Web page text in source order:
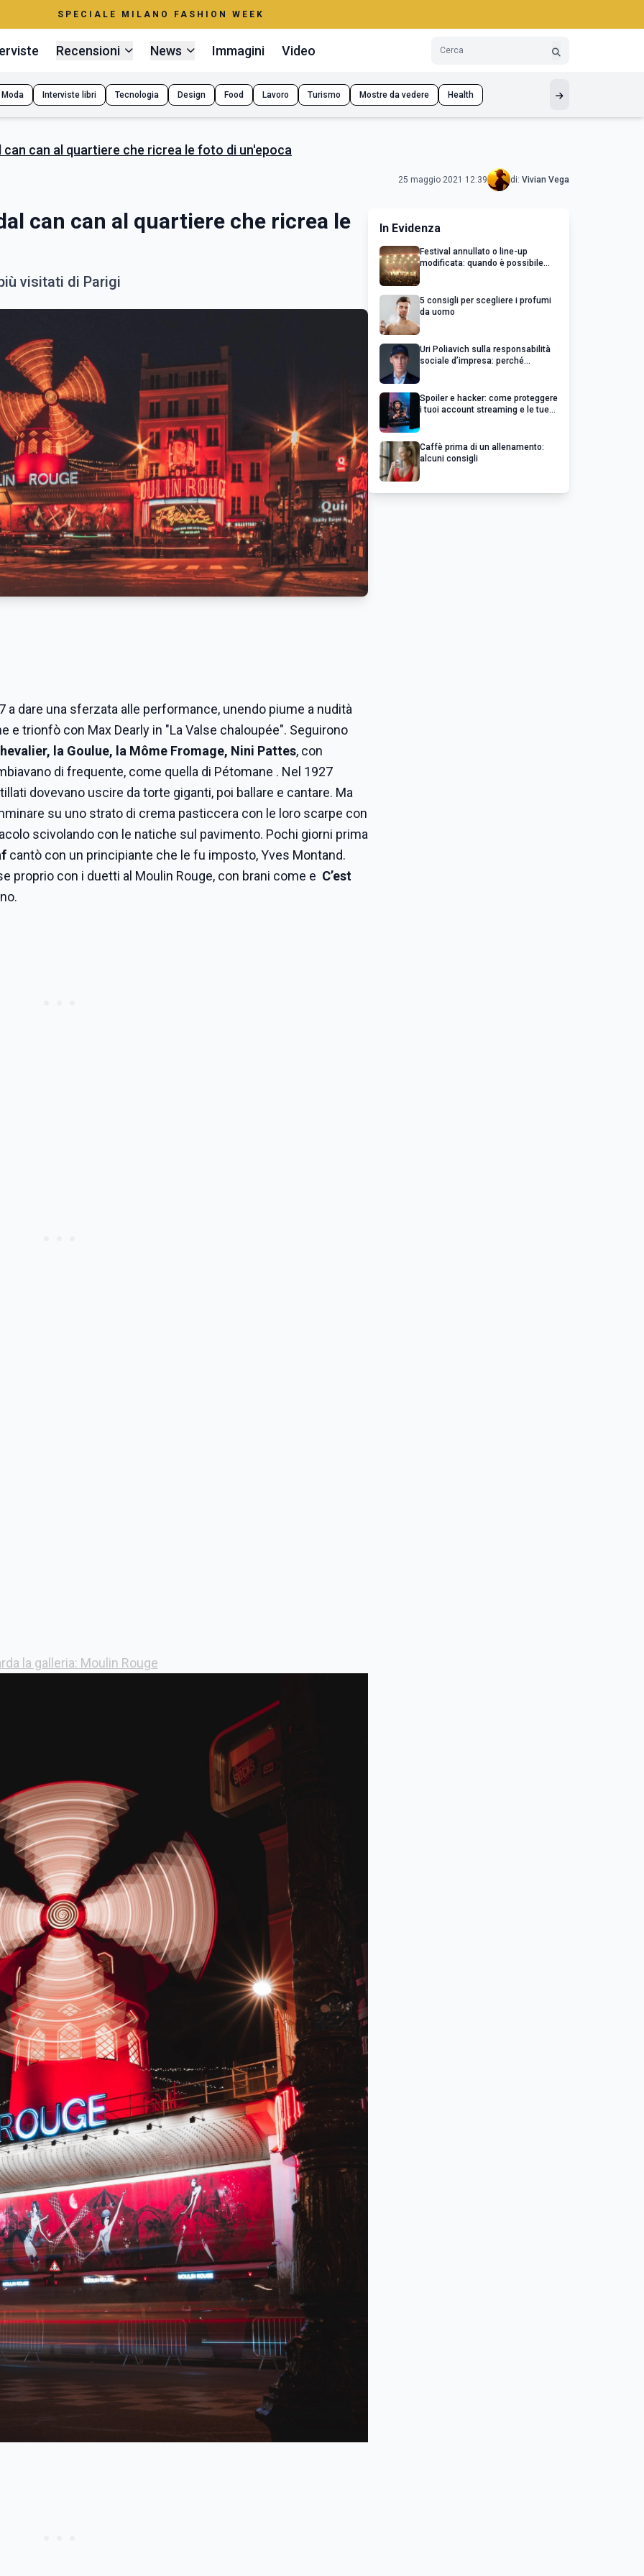
SPECIALE MILANO FASHION WEEK
Recensioni News Immagini Video
Moda Interviste libri Tecnologia Design Food Lavoro Turismo Mostre da vedere Health
can can al quartiere che ricrea le foto di un'epoca
25 maggio 2021 12:39 di: Vivian Vega
can can al quartiere che ricrea le
visitati di Parigi
a dare una sferzata alle performance, unendo piume a nudità
e trionfò con Max Dearly in "La Valse chaloupée". Seguirono
la Goulue, la Môme Fromage, Nini Pattes, con
di frequente, come quella di Pétomane . Nel 1927
dovevano uscire da torte giganti, poi ballare e cantare. Ma
su uno strato di crema pasticcera con le loro scarpe con
scivolando con le natiche sul pavimento. Pochi giorni prima
cantò con un principiante che le fu imposto, Yves Montand.
proprio con i duetti al Moulin Rouge, con brani come e C’est
la galleria: Moulin Rouge
In Evidenza
Festival annullato o line-up
modificata: quando è possibile
5 consigli per scegliere i profumi
da uomo
Uri Poliavich sulla responsabilità
sociale d’impresa: perché
Spoiler e hacker: come proteggere
i tuoi account streaming e le tue
Caffè prima di un allenamento:
alcuni consigli